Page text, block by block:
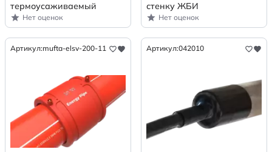
термоусаживаемый
Нет оценок
стенку ЖБИ
Нет оценок
Артикул:mufta-elsv-200-11 Артикул:042010